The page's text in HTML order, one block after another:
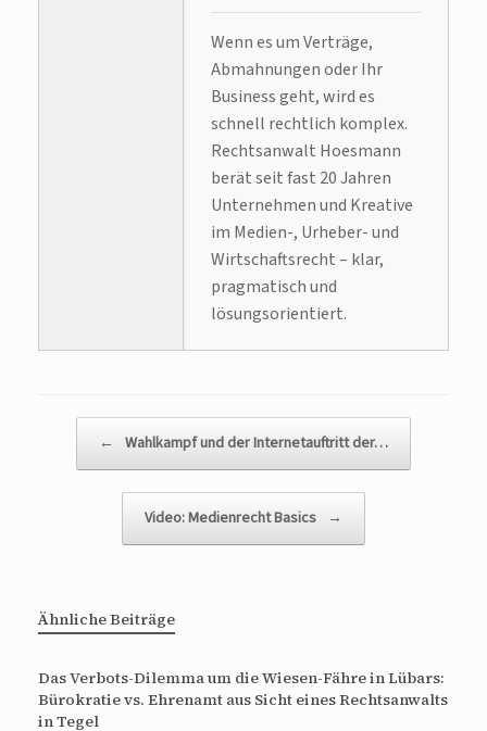
Wenn es um Verträge,
Abmahnungen oder Ihr
Business geht, wird es
schnell rechtlich komplex.
Rechtsanwalt Hoesmann
berät seit fast 20 Jahren
Unternehmen und Kreative
im Medien-, Urheber- und
Wirtschaftsrecht – klar,
pragmatisch und
lösungsorientiert.
← Wahlkampf und der Internetauftritt der…
Video: Medienrecht Basics →
Ähnliche Beiträge
Das Verbots-Dilemma um die Wiesen-Fähre in Lübars:
Bürokratie vs. Ehrenamt aus Sicht eines Rechtsanwalts
in Tegel